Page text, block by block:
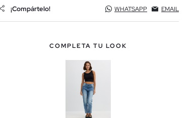
¡Compártelo! WHATSAPP EMAIL
COMPLETA TU LOOK